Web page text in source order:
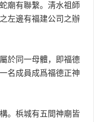
廟有聯繫。淸水祖師
左邊有福建公司之辦
於同一母體，即福德
名成員成爲福德正神
。梹城有五間神廟皆